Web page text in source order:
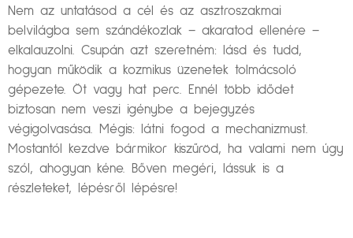
Nem az untatásod a cél és az asztroszakmai
belvilágba sem szándékozlak – akaratod ellenére –
elkalauzolni. Csupán azt szeretném: lásd és tudd,
hogyan működik a kozmikus üzenetek tolmácsoló
gépezete. Öt vagy hat perc. Ennél több idődet
biztosan nem veszi igénybe a bejegyzés
végigolvasása. Mégis: látni fogod a mechanizmust.
Mostantól kezdve bármikor kiszűröd, ha valami nem úgy
szól, ahogyan kéne. Bőven megéri, lássuk is a
részleteket, lépésről lépésre!